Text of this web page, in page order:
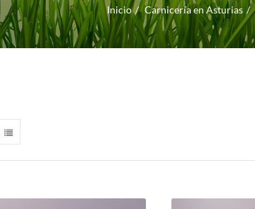
Inicio Carnicería en Asturias